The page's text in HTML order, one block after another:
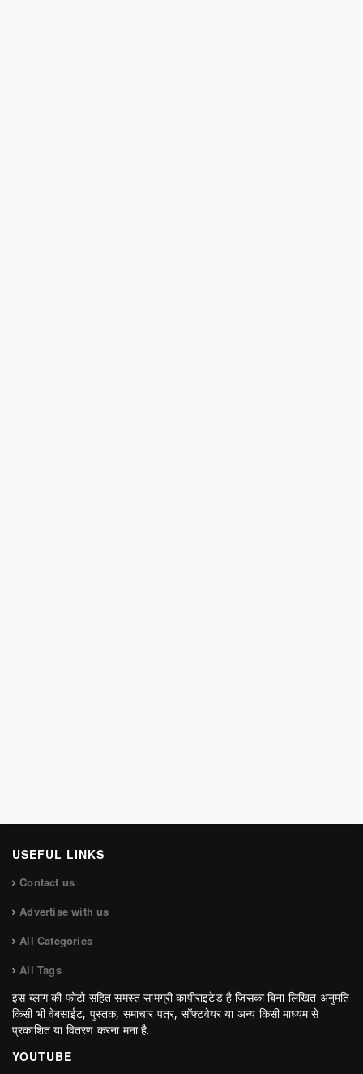
USEFUL LINKS
Contact us
Advertise with us
All Categories
All Tags
इस ब्लाग की फोटो सहित समस्त सामग्री कापीराइटेड है जिसका बिना लिखित अनुमति
किसी भी वेबसाईट, पुस्तक, समाचार पत्र, सॉफ्टवेयर या अन्य किसी माध्यम से
प्रकाशित या वितरण करना मना है.
YOUTUBE